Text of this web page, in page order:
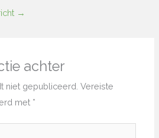
→
achter
niet gepubliceerd. Vereiste
met *